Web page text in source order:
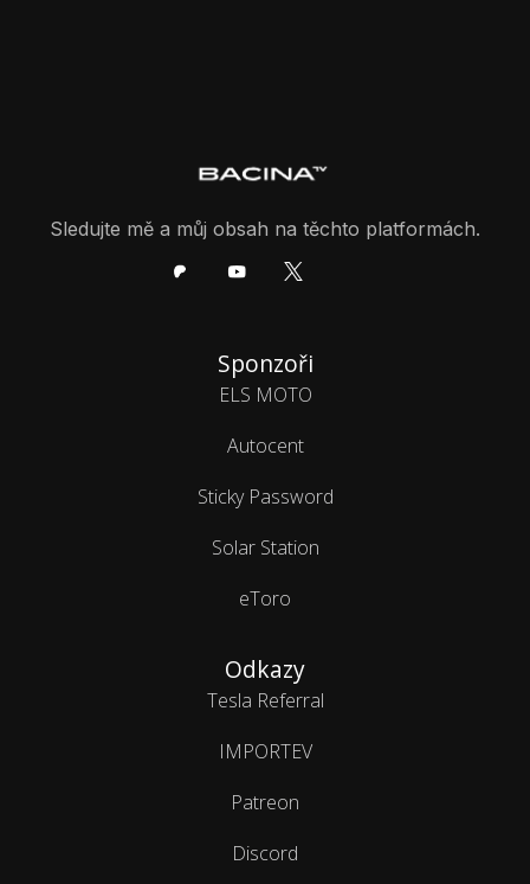
Sledujte mě a můj obsah na těchto platformách.
Sponzoři
ELS MOTO
Autocent
Sticky Password
Solar Station
eToro
Odkazy
Tesla Referral
IMPORTEV
Patreon
Discord